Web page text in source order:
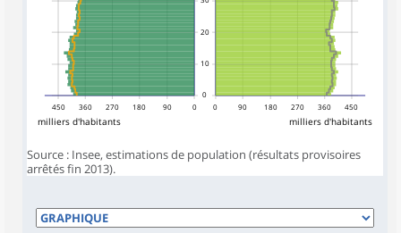
0 90 180 270 360 450
0
90
180
270
360
450
milliers d'habitants
milliers d'habitants
0
10
20
Source : Insee, estimations de population (résultats provisoires
arrêtés fin 2013).